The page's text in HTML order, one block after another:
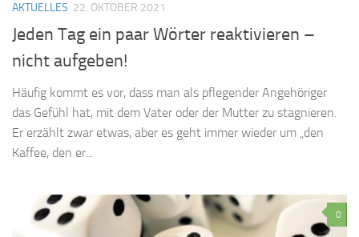
AKTUELLES 22. OKTOBER 2021
Jeden Tag ein paar Wörter reaktivieren –
nicht aufgeben!
Häufig kommt es vor, dass man als pflegender Angehöriger
das Gefühl hat, mit dem Vater oder der Mutter zu stagnieren.
Er erzählt zwar etwas, aber es geht immer wieder um „den
Kaffee, den er...
0